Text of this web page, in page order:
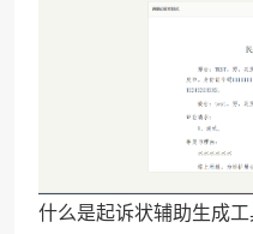
什么是起诉状辅助生成工